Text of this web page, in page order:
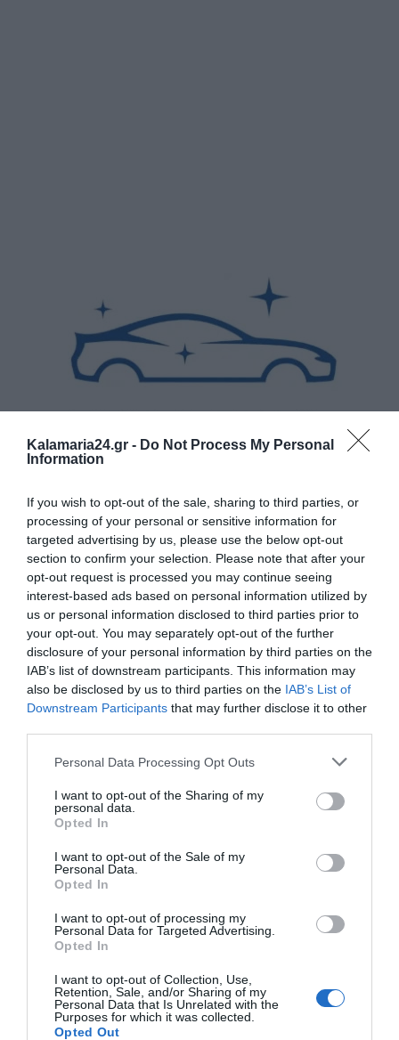
Kalamaria24.gr - Do Not Process My Personal
Information
If you wish to opt-out of the sale, sharing to third parties, or
processing of your personal or sensitive information for
targeted advertising by us, please use the below opt-out
section to confirm your selection. Please note that after your
opt-out request is processed you may continue seeing
interest-based ads based on personal information utilized by
us or personal information disclosed to third parties prior to
your opt-out. You may separately opt-out of the further
disclosure of your personal information by third parties on the
IAB’s list of downstream participants. This information may
also be disclosed by us to third parties on the IAB’s List of
Downstream Participants that may further disclose it to other
Personal Data Processing Opt Outs
I want to opt-out of the Sharing of my
personal data.
Opted In
I want to opt-out of the Sale of my
Personal Data.
Opted In
I want to opt-out of processing my
Personal Data for Targeted Advertising.
Opted In
I want to opt-out of Collection, Use,
Retention, Sale, and/or Sharing of my
Personal Data that Is Unrelated with the
Purposes for which it was collected.
Opted Out